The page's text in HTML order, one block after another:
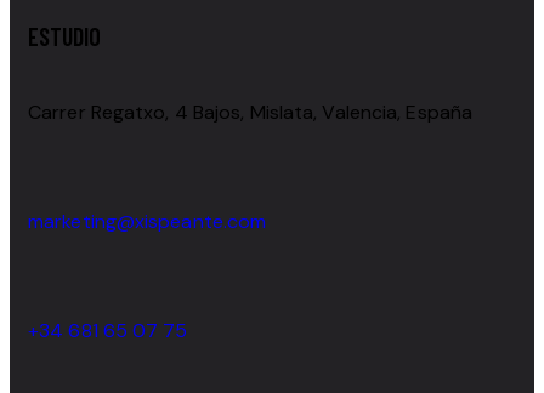
ESTUDIO
Carrer Regatxo, 4 Bajos, Mislata, Valencia, España
marketing@xispeante.com
+34 681 65 07 75